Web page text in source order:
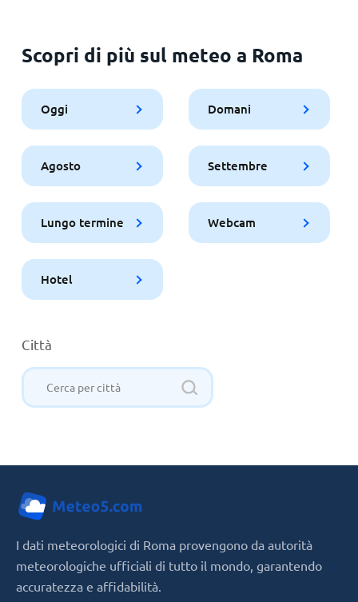
Scopri di più sul meteo a Roma
Oggi Domani
Agosto Settembre
Lungo termine Webcam
Hotel
Città
I dati meteorologici di Roma provengono da autorità
meteorologiche ufficiali di tutto il mondo, garantendo
accuratezza e affidabilità.